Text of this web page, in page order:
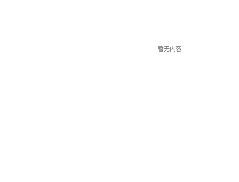
暂无内容